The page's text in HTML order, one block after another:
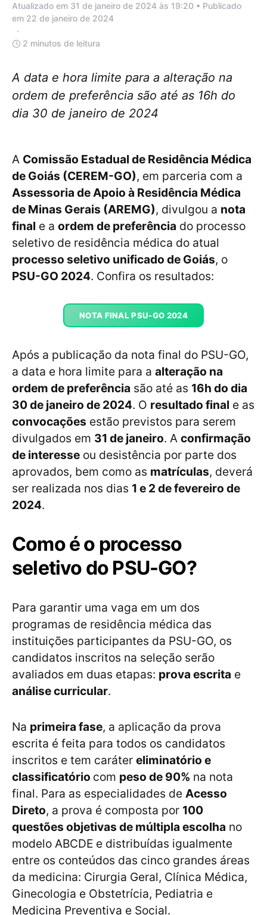
Atualizado em 31 de janeiro de 2024 às 19:20 • Publicado
em 22 de janeiro de 2024
2 minutos de leitura
A data e hora limite para a alteração na
ordem de preferência são até as 16h do
dia 30 de janeiro de 2024
A Comissão Estadual de Residência Médica
de Goiás (CEREM-GO), em parceria com a
Assessoria de Apoio à Residência Médica
de Minas Gerais (AREMG), divulgou a nota
final e a ordem de preferência do processo
seletivo de residência médica do atual
processo seletivo unificado de Goiás, o
PSU-GO 2024. Confira os resultados:
NOTA FINAL PSU-GO 2024
Após a publicação da nota final do PSU-GO,
a data e hora limite para a alteração na
ordem de preferência são até as 16h do dia
30 de janeiro de 2024. O resultado final e as
convocações estão previstos para serem
divulgados em 31 de janeiro. A confirmação
de interesse ou desistência por parte dos
aprovados, bem como as matrículas, deverá
ser realizada nos dias 1 e 2 de fevereiro de
2024.
Como é o processo
seletivo do PSU-GO?
Para garantir uma vaga em um dos
programas de residência médica das
instituições participantes da PSU-GO, os
candidatos inscritos na seleção serão
avaliados em duas etapas: prova escrita e
análise curricular.
Na primeira fase, a aplicação da prova
escrita é feita para todos os candidatos
inscritos e tem caráter eliminatório e
classificatório com peso de 90% na nota
final. Para as especialidades de Acesso
Direto, a prova é composta por 100
questões objetivas de múltipla escolha no
modelo ABCDE e distribuídas igualmente
entre os conteúdos das cinco grandes áreas
da medicina: Cirurgia Geral, Clínica Médica,
Ginecologia e Obstetrícia, Pediatria e
Medicina Preventiva e Social.